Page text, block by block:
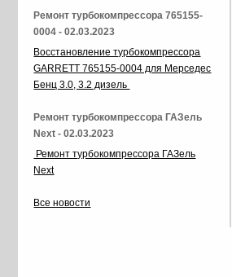
Ремонт турбокомпрессора 765155-
0004 - 02.03.2023
Восстановление турбокомпрессора
GARRETT 765155-0004 для Мерседес
Бенц 3.0, 3.2 дизель
Ремонт турбокомпрессора ГАЗель
Next - 02.03.2023
Ремонт турбокомпрессора ГАЗель
Next
Все новости